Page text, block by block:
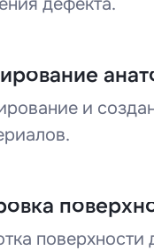
и
поверхности